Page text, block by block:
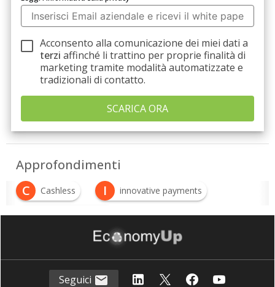
Acconsento alla comunicazione dei miei dati a
terzi affinché li trattino per proprie finalità di
marketing tramite modalità automatizzate e
tradizionali di contatto.
Approfondimenti
C
Cashless I innovative payments
P pagamenti digitali
Seguici